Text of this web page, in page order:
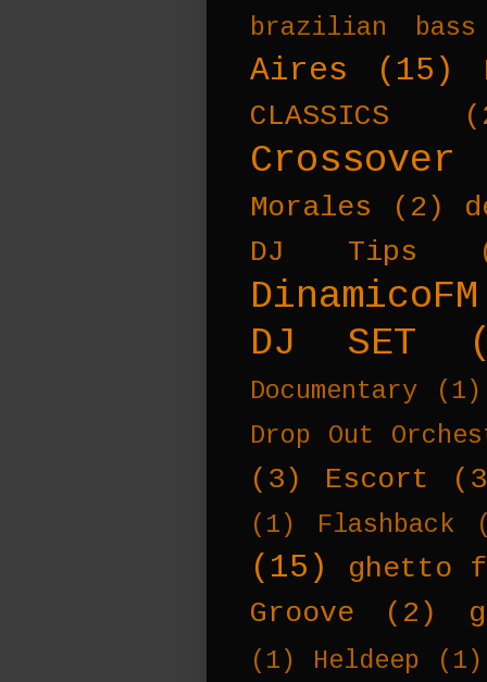
brazilian bass
Aires (15)
CLASSICS
Crossover
Morales (2)
DJ Tips
DinamicoFM
DJ SET
Documentary
(1)
Drop Out
(3) Escort
(1) Flashback
(15)
ghetto
Groove
(2)
(1) Heldeep (1)